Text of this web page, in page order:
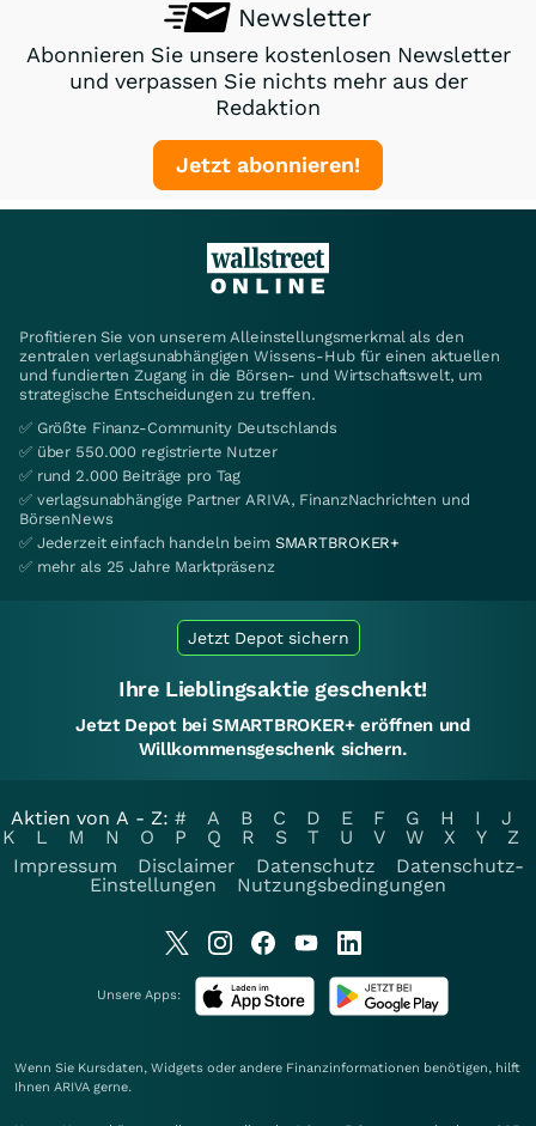
Newsletter
Abonnieren Sie unsere kostenlosen Newsletter
und verpassen Sie nichts mehr aus der
Redaktion
Jetzt abonnieren!
Profitieren Sie von unserem Alleinstellungsmerkmal als den
zentralen verlagsunabhängigen Wissens-Hub für einen aktuellen
und fundierten Zugang in die Börsen- und Wirtschaftswelt, um
strategische Entscheidungen zu treffen.
✅ Größte Finanz-Community Deutschlands
✅ über 550.000 registrierte Nutzer
✅ rund 2.000 Beiträge pro Tag
✅ verlagsunabhängige Partner ARIVA, FinanzNachrichten und
BörsenNews
✅ Jederzeit einfach handeln beim SMARTBROKER+
✅ mehr als 25 Jahre Marktpräsenz
Jetzt Depot sichern
Ihre Lieblingsaktie geschenkt!
Jetzt Depot bei SMARTBROKER+ eröffnen und
Willkommensgeschenk sichern.
Aktien von A - Z: # A B C D E F G H I
J
K
L M N O P Q R S T U V W X Y
Z
Impressum
Disclaimer Datenschutz
Datenschutz-
Einstellungen
Nutzungsbedingungen
Unsere Apps:
Wenn Sie Kursdaten, Widgets oder andere Finanzinformationen benötigen, hilft
Ihnen ARIVA gerne.